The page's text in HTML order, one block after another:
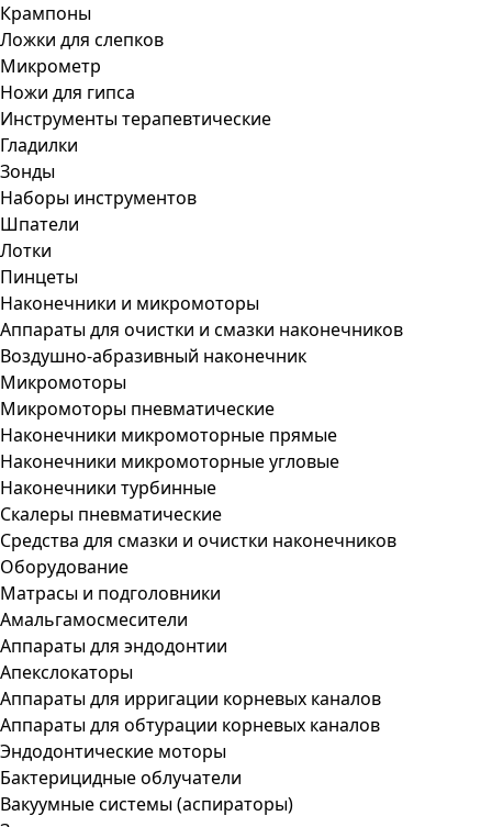
Крампоны
Ложки для слепков
Микрометр
Ножи для гипса
Инструменты терапевтические
Гладилки
Зонды
Наборы инструментов
Шпатели
Лотки
Пинцеты
Наконечники и микромоторы
Аппараты для очистки и смазки наконечников
Воздушно-абразивный наконечник
Микромоторы
Микромоторы пневматические
Наконечники микромоторные прямые
Наконечники микромоторные угловые
Наконечники турбинные
Скалеры пневматические
Средства для смазки и очистки наконечников
Оборудование
Матрасы и подголовники
Амальгамосмесители
Аппараты для эндодонтии
Апекслокаторы
Аппараты для ирригации корневых каналов
Аппараты для обтурации корневых каналов
Эндодонтические моторы
Бактерицидные облучатели
Вакуумные системы (аспираторы)